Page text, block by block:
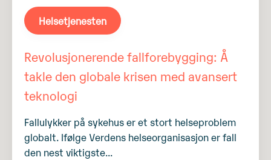
Helsetjenesten
Revolusjonerende fallforebygging: Å
takle den globale krisen med avansert
teknologi
Fallulykker på sykehus er et stort helseproblem
globalt. Ifølge Verdens helseorganisasjon er fall
den nest viktigste...